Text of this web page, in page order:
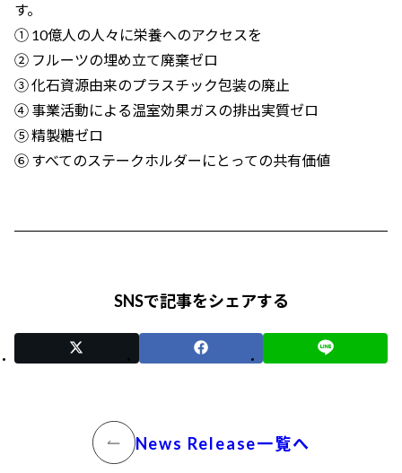
す。
① 10億人の人々に栄養へのアクセスを
② フルーツの埋め立て廃棄ゼロ
③ 化石資源由来のプラスチック包装の廃止
④ 事業活動による温室効果ガスの排出実質ゼロ
⑤ 精製糖ゼロ
⑥ すべてのステークホルダーにとっての共有価値
SNSで記事をシェアする
News Release一覧へ